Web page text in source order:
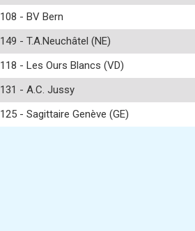
108 - BV Bern
149 - T.A.Neuchâtel (NE)
118 - Les Ours Blancs (VD)
131 - A.C. Jussy
125 - Sagittaire Genève (GE)